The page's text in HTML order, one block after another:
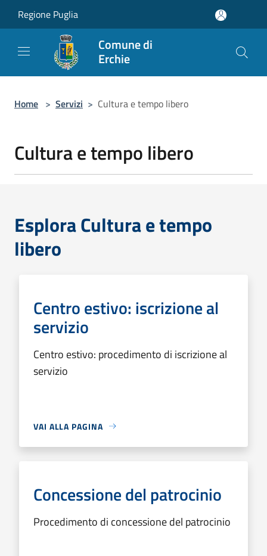
Regione Puglia
Comune di
Erchie
Home > Servizi > Cultura e tempo libero
Cultura e tempo libero
Esplora Cultura e tempo
libero
Centro estivo: iscrizione al
servizio
Centro estivo: procedimento di iscrizione al
servizio
VAI ALLA PAGINA
Concessione del patrocinio
Procedimento di concessione del patrocinio